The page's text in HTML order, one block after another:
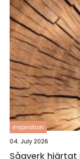
inspiration
04. July 2026
Sågverk